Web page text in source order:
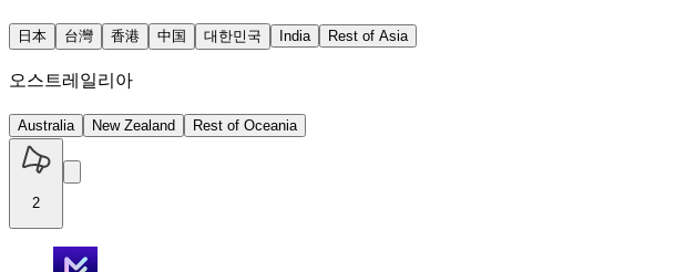
日本 台灣 香港 中国 대한민국 India Rest of Asia
오스트레일리아
Australia New Zealand Rest of Oceania
2